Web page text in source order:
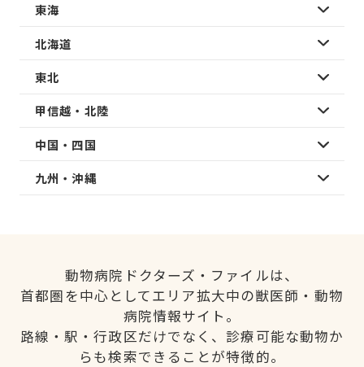
東海
北海道
東北
甲信越・北陸
中国・四国
九州・沖縄
動物病院ドクターズ・ファイルは、
首都圏を中心としてエリア拡大中の獣医師・動物
病院情報サイト。
路線・駅・行政区だけでなく、診療可能な動物か
らも検索できることが特徴的。